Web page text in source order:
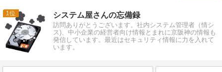
1 システム屋さんの忘備録
訪問ありがとうございます。社内システム管理者（情シ
ス)、中小企業の経営者向け情報とまれに京阪神の情報も
発信しています。最近はセキュリティ情報に力を入れて
います。